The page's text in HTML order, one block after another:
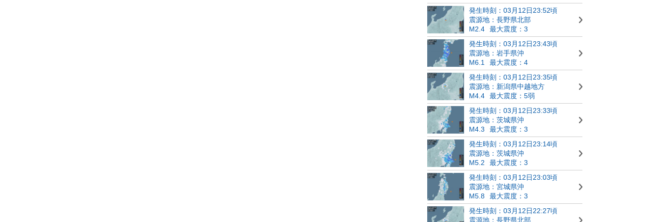
発生時刻：03月12日23:52頃
震源地：長野県北部
M2.4
最大震度：3
発生時刻：03月12日23:43頃
震源地：岩手県沖
M6.1
最大震度：4
発生時刻：03月12日23:35頃
震源地：新潟県中越地方
M4.4
最大震度：5弱
発生時刻：03月12日23:33頃
震源地：茨城県沖
M4.3
最大震度：3
発生時刻：03月12日23:14頃
震源地：茨城県沖
M5.2
最大震度：3
発生時刻：03月12日23:03頃
震源地：宮城県沖
M5.8
最大震度：3
発生時刻：03月12日22:27頃
震源地：長野県北部